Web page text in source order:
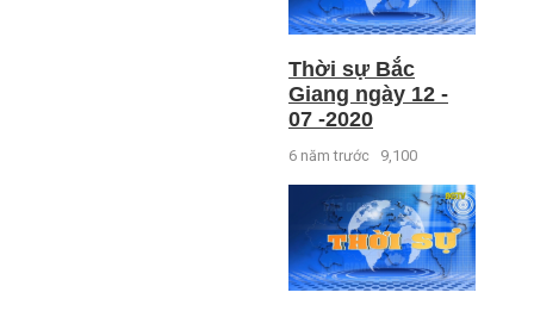
Thời sự Bắc
Giang ngày 12 -
07 -2020
6 năm trước 9,100